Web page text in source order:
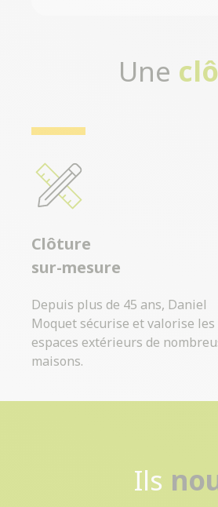
Une
Clôture
sur-mesure
Depuis plus de 45 ans, Daniel
Moquet sécurise et valorise les
espaces extérieurs de
maisons.
Ils